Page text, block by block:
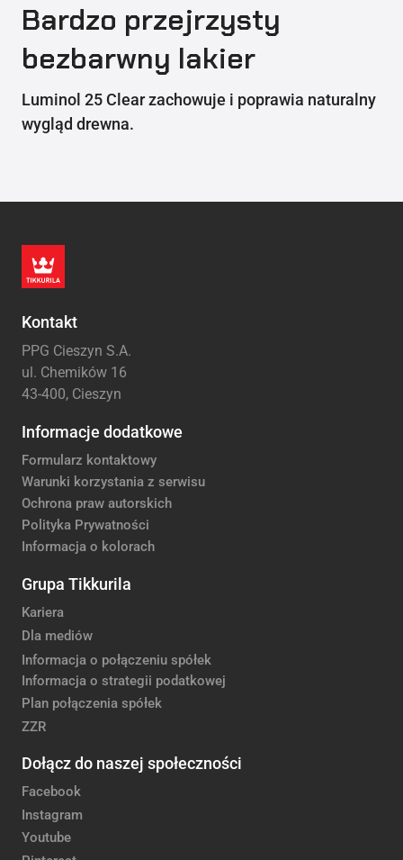
Bardzo przejrzysty
bezbarwny lakier
Luminol 25 Clear zachowuje i poprawia naturalny
wygląd drewna.
Kontakt
PPG Cieszyn S.A.
ul. Chemików 16
43-400, Cieszyn
Informacje dodatkowe
Formularz kontaktowy
Warunki korzystania z serwisu
Ochrona praw autorskich
Polityka Prywatności
Informacja o kolorach
Grupa Tikkurila
Kariera
Dla mediów
Informacja o połączeniu spółek
Informacja o strategii podatkowej
Plan połączenia spółek
ZZR
Dołącz do naszej społeczności
Facebook
Instagram
Youtube